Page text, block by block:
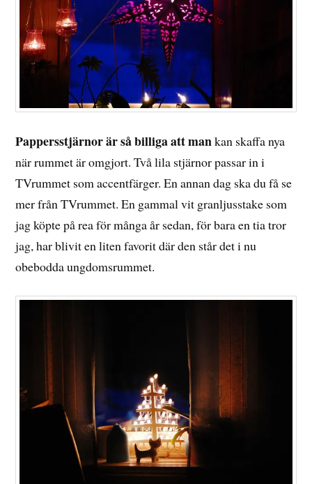
Pappersstjärnor är så billiga att mankan skaffa nya
när rummet är omgjort. Två lila stjärnor passar in i
TVrummet som accentfärger. En annan dag ska du få se
mer från TVrummet. En gammal vit granljusstake som
jag köpte på rea för många år sedan, för bara en tia tror
jag, har blivit en liten favorit där den står det i nu
obebodda ungdomsrummet.